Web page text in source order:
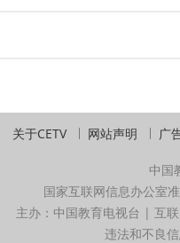
关于CETV 网站声明 广
中国
国家互联网信息办公室
主办：中国教育电视台 | 互
违法和不良